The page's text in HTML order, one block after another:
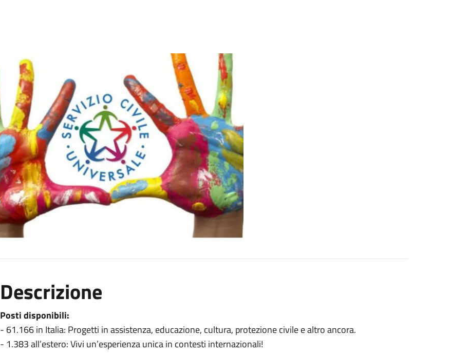
Descrizione
Posti disponibili:
- 61.166 in Italia: Progetti in assistenza, educazione, cultura, protezione civile e altro ancora.
- 1.383 all’estero: Vivi un’esperienza unica in contesti internazionali!